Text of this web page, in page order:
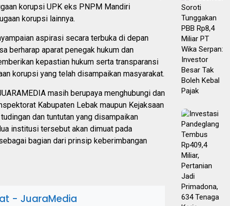
korupsi UPK eks PNPM Mandiri
korupsi lainnya.
aspirasi secara terbuka di depan
berharap aparat penegak hukum dan
kepastian hukum serta transparansi
korupsi yang telah disampaikan masyarakat.
masih berupaya menghubungi dan
Kabupaten Lebak maupun Kejaksaan
dan tuntutan yang disampaikan
institusi tersebut akan dimuat pada
bagian dari prinsip keberimbangan
- JuaraMedia